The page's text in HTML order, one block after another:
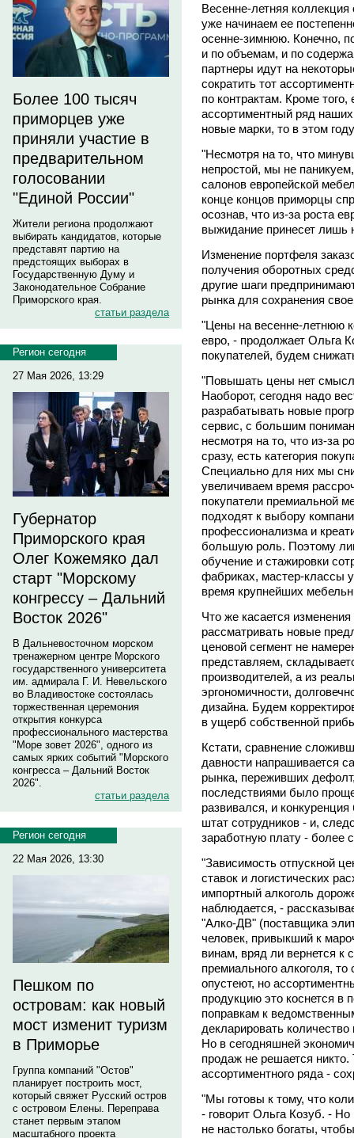
Более 100 тысяч
приморцев уже
приняли участие в
предварительном
голосовании
"Единой России"
Жители региона продолжают
выбирать кандидатов, которые
представят партию на
предстоящих выборах в
Государственную Думу и
Законодательное Собрание
Приморского края.
статьи раздела
Регион сегодня
27 Мая 2026, 13:29
Губернатор
Приморского края
Олег Кожемяко дал
старт "Морскому
конгрессу – Дальний
Восток 2026"
В Дальневосточном морском
тренажерном центре Морского
государственного университета
им. адмирала Г. И. Невельского
во Владивостоке состоялась
торжественная церемония
открытия конкурса
профессионального мастерства
"Море зовет 2026", одного из
самых ярких событий "Морского
конгресса – Дальний Восток
2026".
статьи раздела
Регион сегодня
22 Мая 2026, 13:30
Пешком по
островам: как новый
мост изменит туризм
в Приморье
Группа компаний "Остов"
планирует построить мост,
который свяжет Русский остров
с островом Елены. Переправа
станет первым этапом
масштабного проекта
Весенне-летняя
уже начинаем ее
осенне-зимнюю. Конечно,
и по объемам, и по
партнеры идут на
сократить тот
по контрактам. Кроме
ассортиментный ряд
новые марки, то в этом
"Несмотря на то, что
непростой, мы не
салонов европейской
конце концов приморцы
осознав, что из-за роста
выжидание принесет лишь
Изменение портфеля
получения оборотных
другие шаги
рынка для сохранения
"Цены на весенне-летнюю
евро, - продолжает Ольга
покупателей, будем
"Повышать цены нет
Наоборот, сегодня надо
разрабатывать новые
сервис, с большим
несмотря на то, что из-за
сразу, есть категория
Специально для них мы
увеличиваем время
покупатели премиальной
подходят к выбору
профессионализма и
большую роль. Поэтому
обучение и стажировки
фабриках, мастер-классы
время крупнейших
Что же касается
рассматривать новые
ценовой сегмент не
представляем,
производителей, а из
эргономичности,
дизайна. Будем
в ущерб собственной
Кстати, сравнение
давности напрашивается
рынка, переживших
последствиями было
развивался, и
штат сотрудников - и,
заработную плату - более
"Зависимость отпускной
ставок и логистических
импортный алкоголь
наблюдается, -
"Алко-ДВ" (поставщика
человек, привыкший к
винам, вряд ли вернется к
премиального алкоголя,
опустеют, но
продукцию это коснется в
поправкам к
декларировать
Но в сегодняшней
продаж не решается
ассортиментного ряда -
"Мы готовы к тому, что
- говорит Ольга Козуб. -
не настолько богаты,